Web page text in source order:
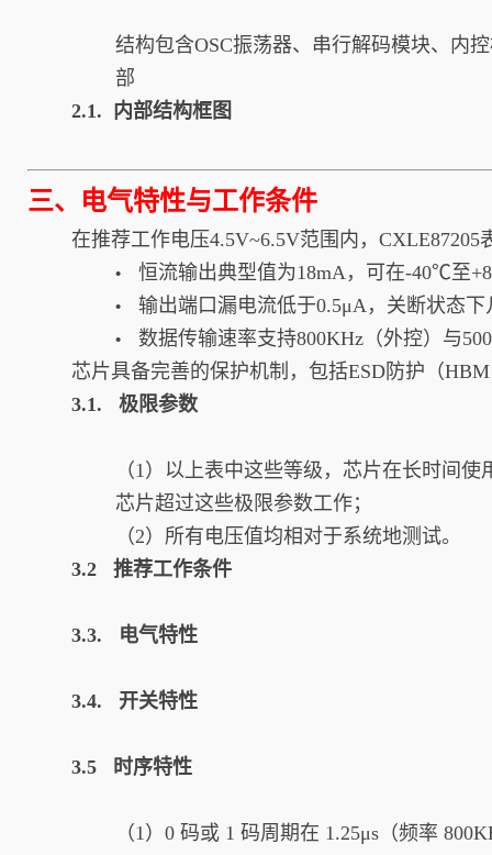
结构包含OSC振荡器、串行解码模块、内
部
2.1. 内部结构框图
三、电气特性与工作条件
在推荐工作电压4.5V~6.5V范围内，CXLE87205
• 恒流输出典型值为18mA，可在-40℃至
• 输出端口漏电流低于0.5μA，关断状态下
• 数据传输速率支持800KHz（外控）与
芯片具备完善的保护机制，包括ESD防护（
3.1. 极限参数
（1）以上表中这些等级，芯片在长时间
芯片超过这些极限参数工作；
（2）所有电压值均相对于系统地测试。
3.2 推荐工作条件
3.3. 电气特性
3.4. 开关特性
3.5 时序特性
（1）0 码或 1 码周期在 1.25μs（频率